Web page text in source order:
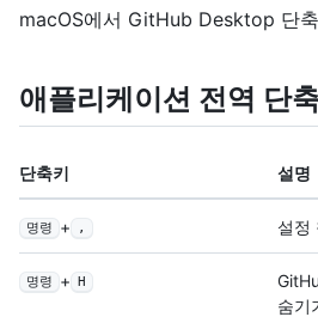
macOS에서 GitHub Desktop 단
애플리케이션 전역 단축
단축키 설명
명령 + , 설정
명령 + H
숨기